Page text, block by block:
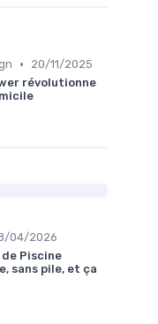
•
20/11/2025
révolutionne
04/2026
Piscine
sans pile, et ça